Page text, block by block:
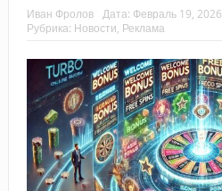
Иван Фролов Дата: Февраль 19, 2026
Рубрика: Новости, Реклама